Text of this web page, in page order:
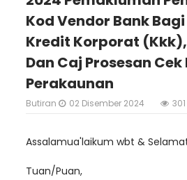
Kod Vendor Bank
Kredit Korporat
Dan Caj Prosesan
Perakaunan
Butiran 02 Disember 2024 301
Assalamua'laikum wbt &
Tuan/Puan,